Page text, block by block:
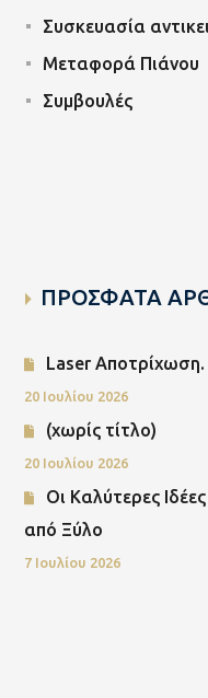
Συσκευασία
Μεταφορά Πιάνου
Συμβουλές
ΠΡΟΣΦΑΤΑ
Laser Αποτρίχωση.
20 Ιουλίου 2026
(χωρίς τίτλο)
20 Ιουλίου 2026
Οι Καλύτερες
από Ξύλο
7 Ιουλίου 2026